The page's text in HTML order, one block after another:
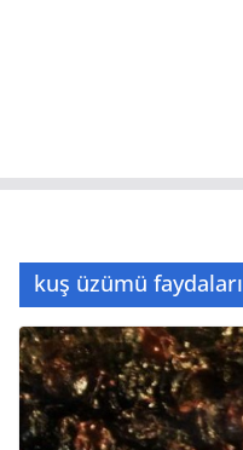
kuş üzümü faydaları